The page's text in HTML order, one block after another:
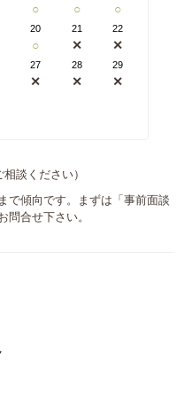
○ ○ ○
20
○
21
✕
22
✕
27
✕
28
✕
29
✕
相談ください）
で傾向です。まずは「事前面談
問合せ下さい。